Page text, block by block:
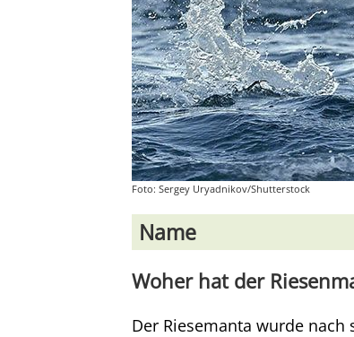
Foto: Sergey Uryadnikov/Shutterstock
Name
Woher hat der
Der Riesemanta wurde